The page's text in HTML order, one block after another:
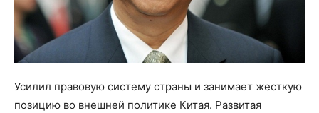
Усилил правовую систему страны и занимает жесткую
позицию во внешней политике Китая. Развитая